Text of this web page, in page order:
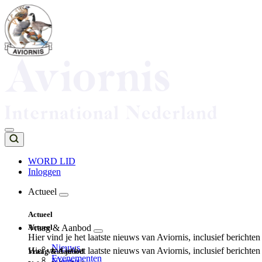
Overslaan
en
naar
de
inhoud
Top
navigation
WORD LID
Inloggen
navigation
Actueel
Actueel
Hier vind je het laatste nieuws van Aviornis, inclusief
Nieuws
Evenementen
Actueel
Hier vind je het laatste nieuws van Aviornis, inclusief
Vraag & Aanbod
Vraag & Aanbod